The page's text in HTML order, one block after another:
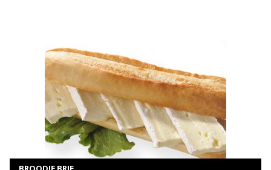
MEER INFORMATIE
SELECTEER OPTIES